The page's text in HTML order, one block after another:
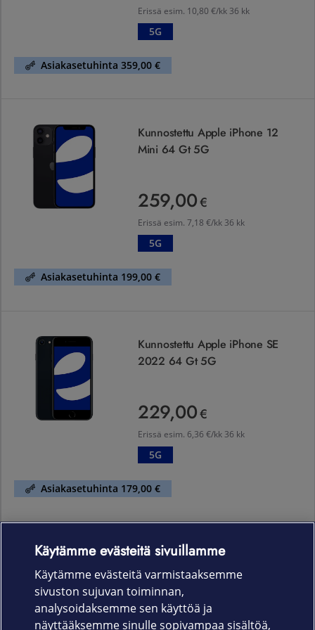
Erissä esim. 10,80 €/kk 36 kk
5G
Asiakasetuhinta 359,00 €
Kunnostettu Apple iPhone 12
Mini 64 Gt 5G
259,00 €
259,00€
Erissä esim. 7,18 €/kk 36 kk
5G
Asiakasetuhinta 199,00 €
Kunnostettu Apple iPhone SE
2022 64 Gt 5G
229,00 €
229,00€
Erissä esim. 6,36 €/kk 36 kk
5G
Asiakasetuhinta 179,00 €
Laitteet & liittymät
Palvelut
Käytämme evästeitä sivuillamme
Käytämme evästeitä varmistaaksemme
sivuston sujuvan toiminnan,
analysoidaksemme sen käyttöä ja
näyttääksemme sinulle sopivampaa sisältöä,